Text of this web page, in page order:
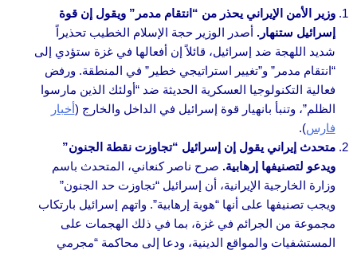
وزير الأمن الإيراني يحذر من “انتقام مدمر” ويقول إن قوة
إسرائيل ستنهار. أصدر الوزير حجة الإسلام الخطيب تحذيراً
شديد اللهجة ضد إسرائيل، قائلاً إن أفعالها في غزة ستؤدي إلى
“انتقام مدمر” و”تغيير استراتيجي خطير” في المنطقة. ورفض
فعالية التكنولوجيا العسكرية الحديثة ضد “أولئك الذين مارسوا
الظلم”، وتنبأ بانهيار قوة إسرائيل في الداخل والخارج (أخبار
فارس).
متحدث إيراني يقول إن إسرائيل “تجاوزت نقطة الجنون”
ويدعو لتصنيفها إرهابية. صرح ناصر كنعاني، المتحدث باسم
وزارة الخارجية الإيرانية، أن إسرائيل “تجاوزت حد الجنون”
ويجب تصنيفها على أنها “هوية إرهابية”. واتهم إسرائيل بارتكاب
مجموعة من الجرائم في غزة، بما في ذلك الهجمات على
المستشفيات والمواقع الدينية، ودعا إلى محاكمة “مجرمي